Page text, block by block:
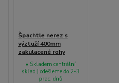
Špachtle nerez s
výztuží 400mm
zakulacené rohy
• Skladem centrální
sklad | odešleme do 2-3
prac. dnů